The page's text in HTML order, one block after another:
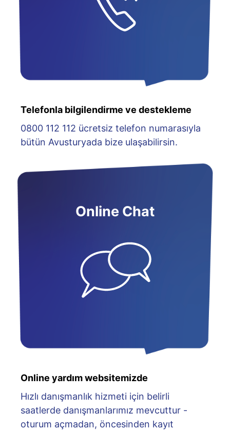
Telefonla bilgilendirme ve destekleme
0800 112 112 ücretsiz telefon numarasıyla
bütün Avusturyada bize ulaşabilirsin.
Online Chat
Online yardım websitemizde
Hızlı danışmanlık hizmeti için belirli
saatlerde danışmanlarımız mevcuttur -
oturum açmadan, öncesinden kayıt